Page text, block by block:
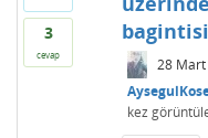
3
cevap
28 Mart
kez